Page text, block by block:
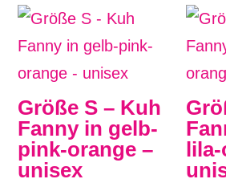
Größe S – Kuh
Fanny in gelb-
pink-orange –
unisex
lila-